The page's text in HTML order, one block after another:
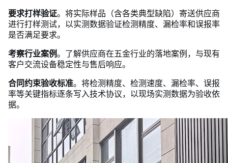
要求打样验证。将实际样品（含各类典型缺陷）寄送供应商
进行打样测试，以实测数据验证检测精度、漏检率和误报率
是否满足要求。
考察行业案例。了解供应商在五金行业的落地案例，与现有
客户交流设备稳定性与售后响应。
合同约束验收标准。将检测精度、检测速度、漏检率、误报
率等关键指标逐条写入技术协议，以现场实测数据为验收依
据。